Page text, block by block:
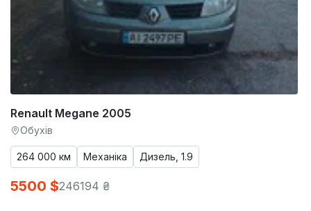
Renault Megane 2005
Обухів
264 000 км Механіка Дизель, 1.9
5500 $246194 ₴